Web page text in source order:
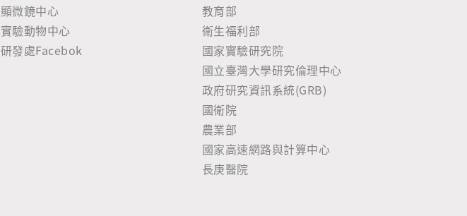
顯微鏡中心
實驗動物中心
研發處Facebok
教育部
衛生福利部
國家實驗研究院
國立臺灣大學研究倫理中心
政府研究資訊系統(GRB)
國衛院
農業部
國家高速網路與計算中心
長庚醫院